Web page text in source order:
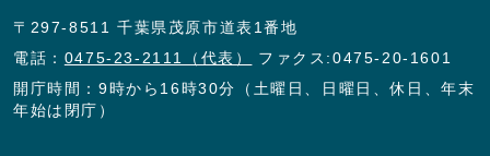
〒297-8511 千葉県茂原市道表1番地
電話： 0475-23-2111（代表）
ファクス:0475-20-1601
開庁時間：9時から16時30分（土曜日、日曜日、休日、年末
年始は閉庁）